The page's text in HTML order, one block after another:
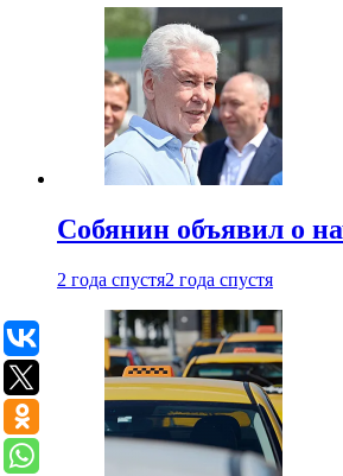
Собянин объявил о
2 года спустя2 года спустя